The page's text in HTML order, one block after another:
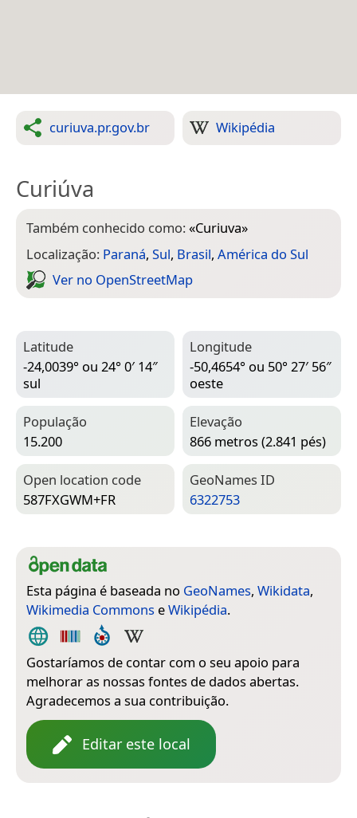
curiuva.pr.gov.br Wikipédia
Curiúva
Também conhecido como:«Curiuva»
Localização: Paraná, Sul, Brasil, América do Sul
Ver no Open­Street­Map
Latitude
-24,0039° ou 24° 0′ 14″
sul
Longitude
-50,4654° ou 50° 27′ 56″
oeste
População
15.200
Elevação
866 metros (2.841 pés)
Open location code
587FXGWM+FR
Geo­Names ID
6322753
Esta página é baseada no GeoNames, Wikidata,
Wikimedia Commons eWikipédia.
Gostaríamos de contar com o seu apoio para
melhorar as nossas fontes de dados abertas.
Agradecemos a sua contribuição.
Editar este local